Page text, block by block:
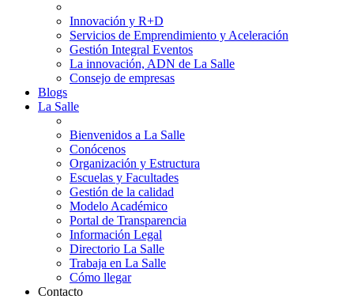
Innovación y R+D
Servicios de Emprendimiento y Aceleración
Gestión Integral Eventos
La innovación, ADN de La Salle
Consejo de empresas
Blogs
La Salle
Bienvenidos a La Salle
Conócenos
Organización y Estructura
Escuelas y Facultades
Gestión de la calidad
Modelo Académico
Portal de Transparencia
Información Legal
Directorio La Salle
Trabaja en La Salle
Cómo llegar
Contacto